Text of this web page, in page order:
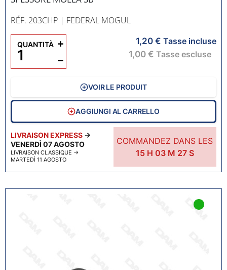
RÉF. 203CHP | FEDERAL MOGUL
LIVRAISON EXPRESS →
VENERDÌ 07 AGOSTO
LIVRAISON CLASSIQUE →
MARTEDÌ 11 AGOSTO
COMMANDEZ DANS LES
15H 03M 26 S
1,20 € Tasse incluse
1,00 € Tasse escluse
QUANTITÀ
−
+
VOIR LE PRODUIT
AGGIUNGI AL CARRELLO